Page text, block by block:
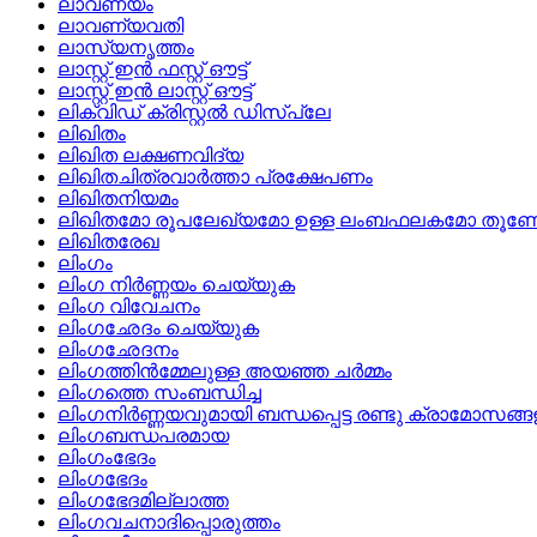
ലാവണ്യം
ലാവണ്യവതി
ലാസ്യനൃത്തം
ലാസ്റ്റ്‌ ഇന്‍ ഫസ്റ്റ്‌ ഔട്ട്
ലാസ്റ്റ്‌ ഇന്‍ ലാസ്റ്റ്‌ ഔട്ട്
ലിക്വിഡ്‌ ക്രിസ്റ്റല്‍ ഡിസ്‌പ്ലേ
ലിഖിതം
ലിഖിത ലക്ഷണവിദ്യ
ലിഖിതചിത്രവാര്‍ത്താ പ്രക്ഷേപണം
ലിഖിതനിയമം
ലിഖിതമോ രൂപലേഖ്യമോ ഉള്ള ലംബഫലകമോ
ലിഖിതരേഖ
ലിംഗം
ലിംഗ നിര്‍ണ്ണയം ചെയ്യുക
ലിംഗ വിവേചനം
ലിംഗഛേദം ചെയ്യുക
ലിംഗഛേദനം
ലിംഗത്തിന്‍മ്മേലുള്ള അയഞ്ഞ ചര്‍മ്മം
ലിംഗത്തെ സംബന്ധിച്ച
ലിംഗനിര്‍ണ്ണയവുമായി ബന്ധപ്പെട്ട രണ്ടു
ലിംഗബന്ധപരമായ
ലിംഗംഭേദം
ലിംഗഭേദം
ലിംഗഭേദമില്ലാത്ത
ലിംഗവചനാദിപ്പൊരുത്തം